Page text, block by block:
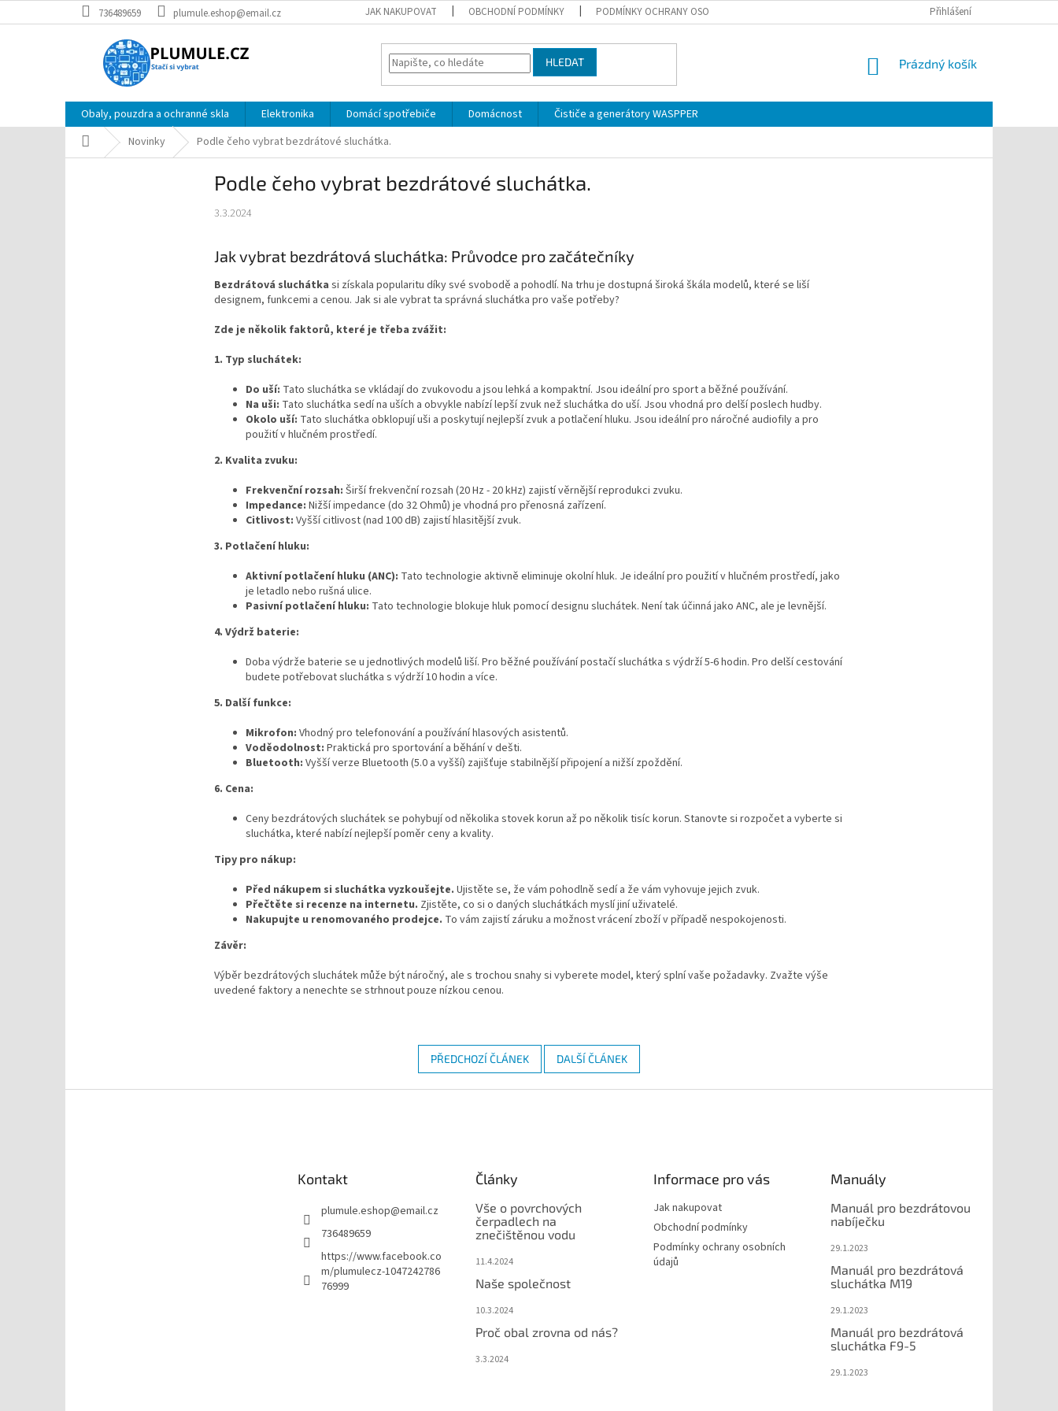
na
736489659 plumule.eshop@email.cz JAK NAKUPOVAT OBCHODNÍ PODMÍNKY PODMÍNKY OCHRANY OSOBNÍCH ÚDAJŮ Přihlášení
HLEDAT
NÁKUPNÍ
Prázdný košík
Obaly, pouzdra a ochranné skla Elektronika Domácí spotřebiče Domácnost
Čističe a generátory WASPPER
Domů Novinky Podle čeho vybrat bezdrátové sluchátka.
Podle čeho vybrat bezdrátové sluchátka.
3.3.2024
Jak vybrat bezdrátová sluchátka: Průvodce pro začátečníky
Bezdrátová sluchátka si získala popularitu díky své svobodě a pohodlí. Na trhu je dostupná široká škála modelů, které se liší
designem, funkcemi a cenou. Jak si ale vybrat ta správná sluchátka pro vaše potřeby?
Zde je několik faktorů, které je třeba zvážit:
1. Typ sluchátek:
Do uší: Tato sluchátka se vkládají do zvukovodu a jsou lehká a kompaktní. Jsou ideální pro sport a běžné používání.
Na uši: Tato sluchátka sedí na uších a obvykle nabízí lepší zvuk než sluchátka do uší. Jsou vhodná pro delší poslech hudby.
Okolo uší: Tato sluchátka obklopují uši a poskytují nejlepší zvuk a potlačení hluku. Jsou ideální pro náročné audiofily a pro
použití v hlučném prostředí.
2. Kvalita zvuku:
Frekvenční rozsah: Širší frekvenční rozsah (20 Hz - 20 kHz) zajistí věrnější reprodukci zvuku.
Impedance: Nižší impedance (do 32 Ohmů) je vhodná pro přenosná zařízení.
Citlivost: Vyšší citlivost (nad 100 dB) zajistí hlasitější zvuk.
3. Potlačení hluku:
Aktivní potlačení hluku (ANC): Tato technologie aktivně eliminuje okolní hluk. Je ideální pro použití v hlučném prostředí, jako
je letadlo nebo rušná ulice.
Pasivní potlačení hluku: Tato technologie blokuje hluk pomocí designu sluchátek. Není tak účinná jako ANC, ale je levnější.
4. Výdrž baterie:
Doba výdrže baterie se u jednotlivých modelů liší. Pro běžné používání postačí sluchátka s výdrží 5-6 hodin. Pro delší cestování
budete potřebovat sluchátka s výdrží 10 hodin a více.
5. Další funkce:
Mikrofon: Vhodný pro telefonování a používání hlasových asistentů.
Voděodolnost: Praktická pro sportování a běhání v dešti.
Bluetooth: Vyšší verze Bluetooth (5.0 a vyšší) zajišťuje stabilnější připojení a nižší zpoždění.
6. Cena:
Ceny bezdrátových sluchátek se pohybují od několika stovek korun až po několik tisíc korun. Stanovte si rozpočet a vyberte si
sluchátka, které nabízí nejlepší poměr ceny a kvality.
Tipy pro nákup:
Před nákupem si sluchátka vyzkoušejte. Ujistěte se, že vám pohodlně sedí a že vám vyhovuje jejich zvuk.
Přečtěte si recenze na internetu. Zjistěte, co si o daných sluchátkách myslí jiní uživatelé.
Nakupujte u renomovaného prodejce. To vám zajistí záruku a možnost vrácení zboží v případě nespokojenosti.
Závěr:
Výběr bezdrátových sluchátek může být náročný, ale s trochou snahy si vyberete model, který splní vaše požadavky. Zvažte výše
uvedené faktory a nenechte se strhnout pouze nízkou cenou.
PŘEDCHOZÍ ČLÁNEK DALŠÍ ČLÁNEK
Kontakt
plumule.eshop@email.cz
736489659
https://www.facebook.co
m/plumulecz-1047242786
76999
Články
Vše o povrchových
čerpadlech na
znečištěnou vodu
11.4.2024
Naše společnost
10.3.2024
Proč obal zrovna od nás?
3.3.2024
Informace pro vás
Jak nakupovat
Obchodní podmínky
Podmínky ochrany osobních
údajů
Manuály
Manuál pro bezdrátovou
nabíječku
29.1.2023
Manuál pro bezdrátová
sluchátka M19
29.1.2023
Manuál pro bezdrátová
sluchátka F9-5
29.1.2023